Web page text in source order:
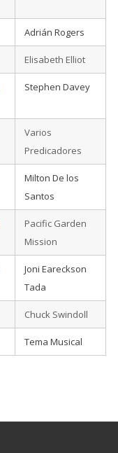
Adrián Rogers
Elisabeth Elliot
Stephen Davey
Varios
Predicadores
Milton De los
Santos
Pacific Garden
Mission
Joni Eareckson
Tada
Chuck Swindoll
Tema Musical